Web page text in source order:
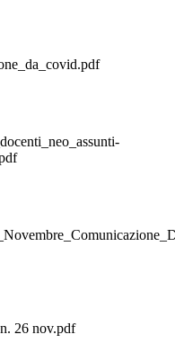
26 nov.pdf